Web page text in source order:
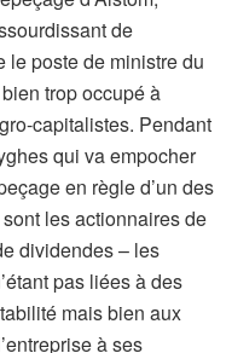
de
le poste de ministre du
trop occupé à
capitalistes. Pendant
qui va empocher
en règle d’un des
les actionnaires de
dividendes – les
pas liées à des
mais bien aux
à ses